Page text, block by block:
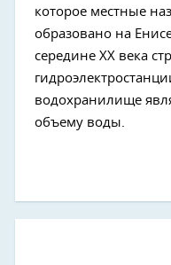
которое местные
образовано на
середине XX века
водохранилище
объему воды.